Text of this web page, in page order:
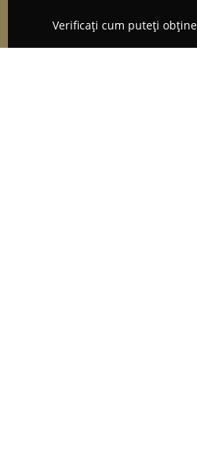
Verificați cum puteți